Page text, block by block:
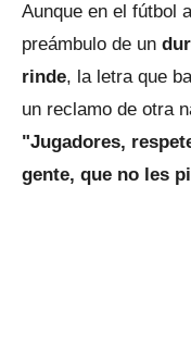
Aunque en el fútbol
preámbulo de un
rinde, la letra que
un reclamo de otra
"Jugadores,
gente, que no les